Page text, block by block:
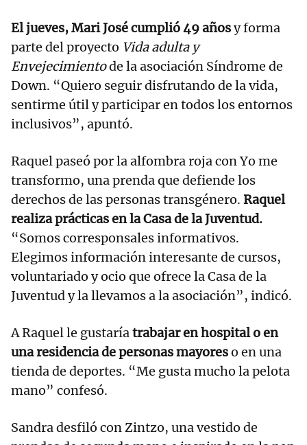
El jueves, Mari José cumplió 49 añosy forma
parte del proyecto Vida adulta y
Envejecimientode la asociación Síndrome de
Down. “Quiero seguir disfrutando de la vida,
sentirme útil y participar en todos los entornos
inclusivos”, apuntó.
Raquel paseó por la alfombra roja con Yo me
transformo, una prenda que defiende los
derechos de las personas transgénero. Raquel
realiza prácticas en la Casa de la Juventud.
“Somos corresponsales informativos.
Elegimos información interesante de cursos,
voluntariado y ocio que ofrece la Casa de la
Juventud y la llevamos a la asociación”, indicó.
A Raquel le gustaríatrabajar en hospital o en
una residencia de personas mayoreso en una
tienda de deportes. “Me gusta mucho la pelota
mano” confesó.
Sandra desfiló con Zintzo, una vestido de